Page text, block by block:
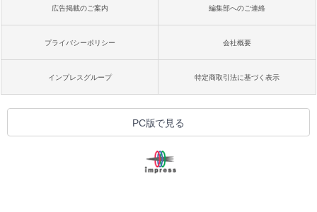
広告掲載のご案内 編集部へのご連絡
プライバシーポリシー 会社概要
インプレスグループ 特定商取引法に基づく表示
PC版で見る